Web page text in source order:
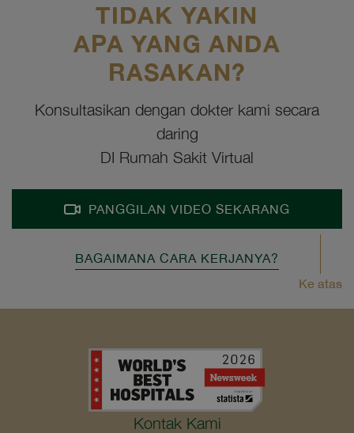
TIDAK YAKIN
APA YANG ANDA
RASAKAN?
Konsultasikan dengan dokter kami secara
daring
DI Rumah Sakit Virtual
PANGGILAN VIDEO SEKARANG
BAGAIMANA CARA KERJANYA?
Ke atas
Kontak Kami